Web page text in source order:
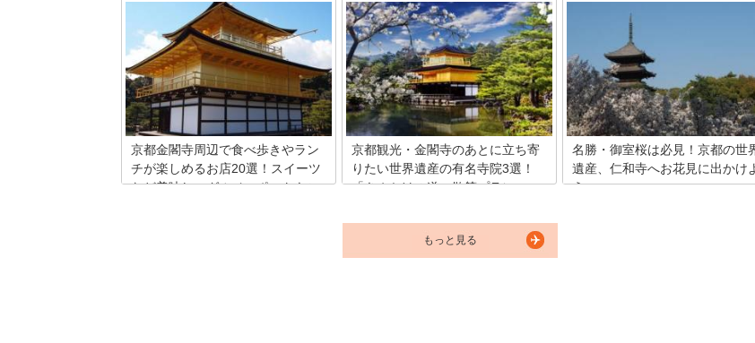
京都金閣寺周辺で食べ歩きやラン
チが楽しめるお店20選！スイーツ
など美味しいグルメスポットもご
京都観光・金閣寺のあとに立ち寄
りたい世界遺産の有名寺院3選！
「きぬかけの道」散策プラン
寺から仁和寺に抜ける全長約2.5ｋｍの
「きぬかけの道」。京都でも有数の社寺
仏閣がコンパクトに集まった人気の観光
名勝・御室桜は必見！京都の世
遺産、仁和寺へお花見に出かけ
う
もっと見る